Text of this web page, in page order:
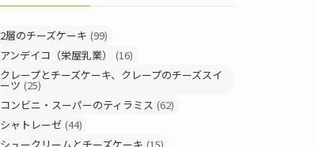
2層のチーズケーキ (99)
アンデイコ（栄屋乳業）
(16)
クレープとチーズケーキ、クレープのチーズスイ
ーツ (25)
コンビニ・スーパーのティラミス (62)
シャトレーゼ (44)
シュークリームとチーズケーキ (15)